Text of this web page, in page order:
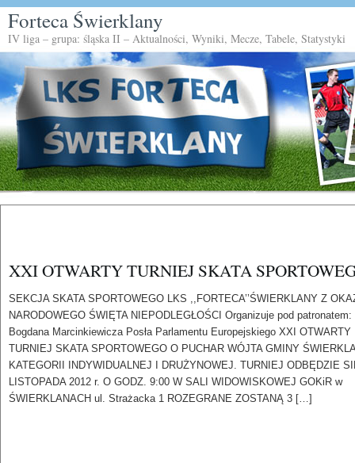
Forteca Świerklany
IV liga – grupa: śląska II – Aktualności, Wyniki, Mecze, Tabele, Statystyki
XXI OTWARTY TURNIEJ SKATA
SEKCJA SKATA SPORTOWEGO LKS ,,FORTECA’’ŚWIERKLANY Z
NARODOWEGO ŚWIĘTA NIEPODLEGŁOŚCI Organizuje pod patronatem:
Bogdana Marcinkiewicza Posła Parlamentu Europejskiego XXI OTWARTY
TURNIEJ SKATA SPORTOWEGO O PUCHAR WÓJTA GMINY
KATEGORII INDYWIDUALNEJ I DRUŻYNOWEJ. TURNIEJ ODBĘDZIE
LISTOPADA 2012 r. O GODZ. 9:00 W SALI WIDOWISKOWEJ GOKiR w
ŚWIERKLANACH ul. Strażacka 1 ROZEGRANE ZOSTANĄ 3 […]